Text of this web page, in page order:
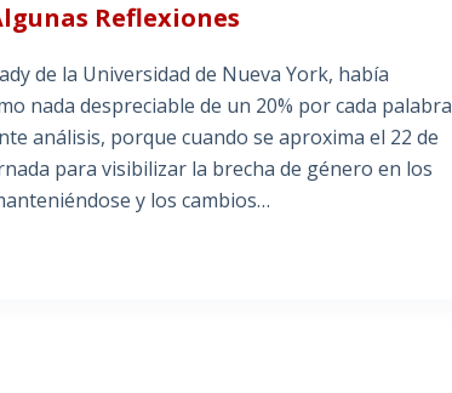
Reflexiones
de la Universidad de Nueva York, había
nada despreciable de un 20% por cada palabra
análisis, porque cuando se aproxima el 22 de
para visibilizar la brecha de género en los
y los cambios…